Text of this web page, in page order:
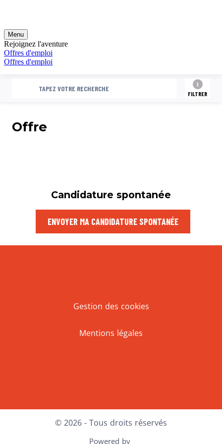
RECHERCHE
TAPEZ VOTRE RECHERCHE
1
FILTRER
Offre
Candidature spontanée
ENVOYER MA CANDIDATURE SPONTANÉE
Gestion des cookies
Mentions légales
© 2026 - Tous droits réservés
Powered by